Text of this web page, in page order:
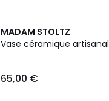
MADAM STOLTZ
Vase céramique artisanal
65,00 €